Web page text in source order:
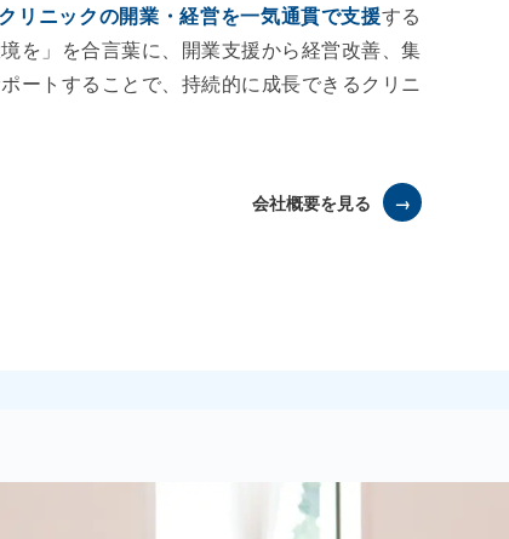
リニックの開業・経営を一気通貫で支援する
を」を合言葉に、開業支援から経営改善、集
ートすることで、持続的に成長できるクリニ
会社概要を見る →